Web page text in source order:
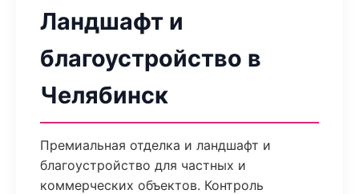
Ландшафт и
благоустройство в
Челябинск
Премиальная отделка и ландшафт и
благоустройство для частных и
коммерческих объектов. Контроль